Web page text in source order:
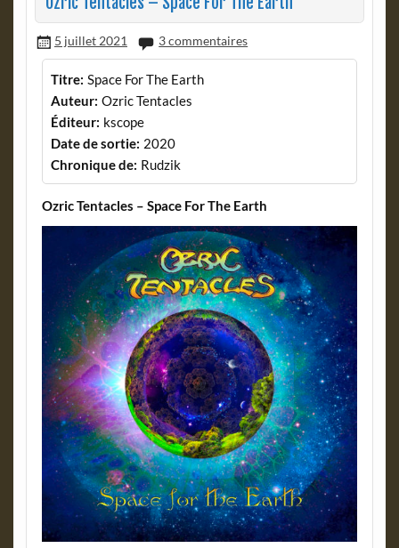
5 juillet 2021 3 commentaires
Titre: Space For The Earth
Auteur: Ozric Tentacles
Éditeur: kscope
Date de sortie: 2020
Chronique de: Rudzik
Ozric Tentacles – Space For The Earth